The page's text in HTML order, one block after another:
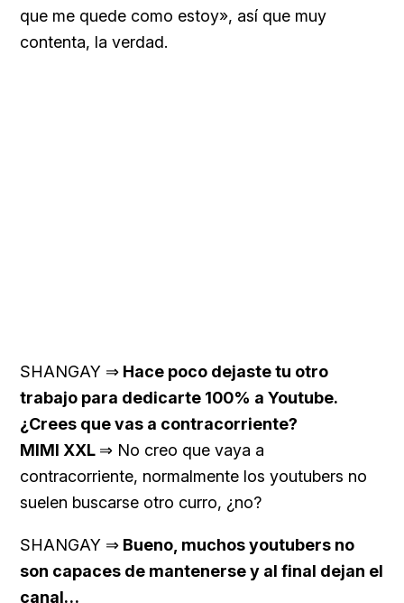
que me quede como estoy», así que muy
contenta, la verdad.
SHANGAY ⇒ Hace poco dejaste tu otro
trabajo para dedicarte 100% a Youtube.
¿Crees que vas a contracorriente?
MIMI XXL ⇒ No creo que vaya a
contracorriente, normalmente los youtubers no
suelen buscarse otro curro, ¿no?
SHANGAY ⇒ Bueno, muchos youtubers no
son capaces de mantenerse y al final dejan el
canal…